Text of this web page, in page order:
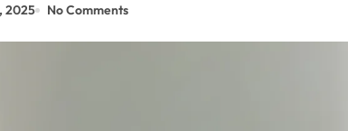
2025 No Comments